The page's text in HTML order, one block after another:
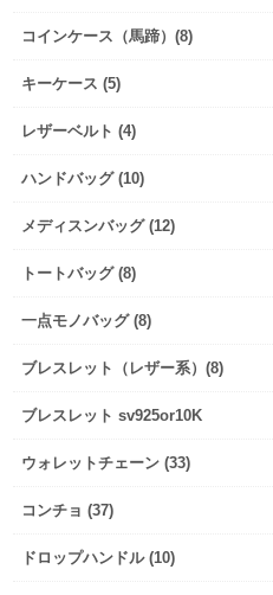
コインケース（馬蹄）(8)
キーケース (5)
レザーベルト (4)
ハンドバッグ (10)
メディスンバッグ (12)
トートバッグ (8)
一点モノバッグ (8)
ブレスレット（レザー系）(8)
ブレスレット sv925or10K
ウォレットチェーン (33)
コンチョ (37)
ドロップハンドル (10)